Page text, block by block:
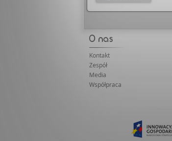
Kontakt
Zespół
Media
Współpraca